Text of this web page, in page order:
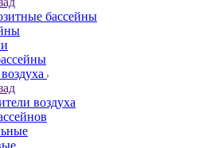
бассейны
воздуха